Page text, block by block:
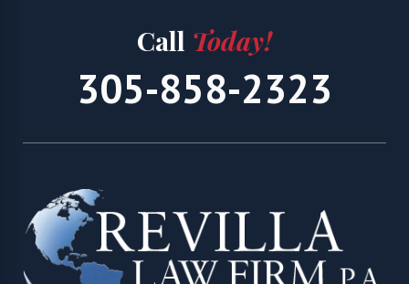
Call Today!
305-858-2323